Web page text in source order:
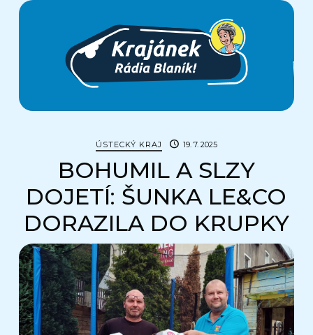
Krajánek
Rádia
ÚSTECKÝ KRAJ 19. 7. 2025
BOHUMIL A SLZY
DOJETÍ: ŠUNKA LE&CO
DORAZILA DO KRUPKY